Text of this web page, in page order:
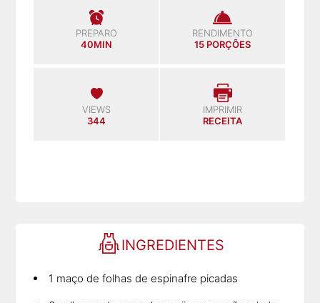
PREPARO
40MIN
RENDIMENTO
15 PORÇÕES
VIEWS
344
IMPRIMIR
RECEITA
INGREDIENTES
1 maço de folhas de espinafre picadas